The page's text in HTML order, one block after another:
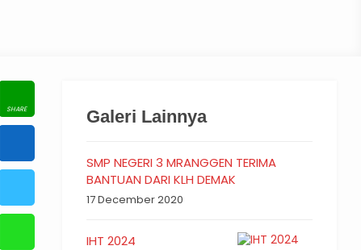
Galeri Lainnya
SMP NEGERI 3 MRANGGEN TERIMA
BANTUAN DARI KLH DEMAK
17 December 2020
IHT 2024